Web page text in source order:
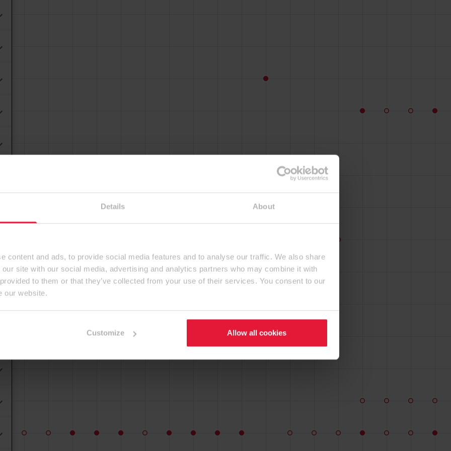
Details About
content and ads, to provide social media features and to analyse our traffic. We also share
site with our social media, advertising and analytics partners who may combine it with
to them or that they’ve collected from your use of their services. You consent to our
our website.
Customize Allow all cookies